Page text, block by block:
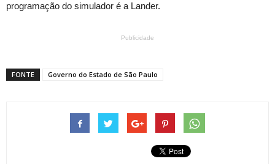
programação do simulador é a Lander.
Publicidade
FONTE Governo do Estado de São Paulo